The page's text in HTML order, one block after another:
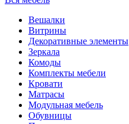
Вешалки
Витрины
Декоративные элементы
Зеркала
Комоды
Комплекты мебели
Кровати
Матрасы
Модульная мебель
Обувницы